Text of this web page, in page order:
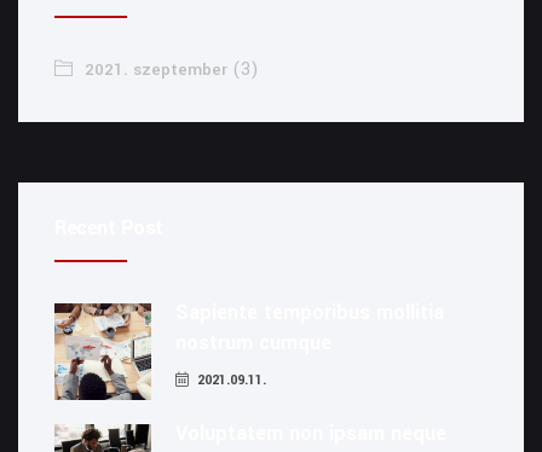
2021. szeptember (3)
2021.09.11.